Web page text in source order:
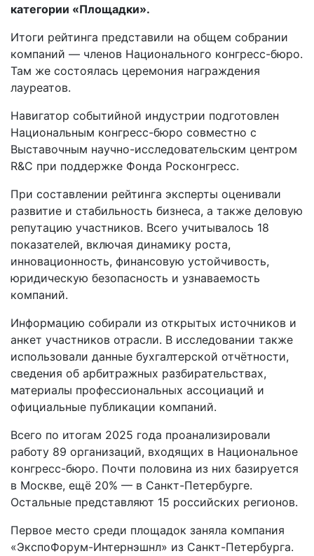
категории «Площадки».
Итоги рейтинга представили на общем собрании
компаний — членов Национального конгресс-бюро.
Там же состоялась церемония награждения
лауреатов.
Навигатор событийной индустрии подготовлен
Национальным конгресс-бюро совместно с
Выставочным научно-исследовательским центром
R&C при поддержке Фонда Росконгресс.
При составлении рейтинга эксперты оценивали
развитие и стабильность бизнеса, а также деловую
репутацию участников. Всего учитывалось 18
показателей, включая динамику роста,
инновационность, финансовую устойчивость,
юридическую безопасность и узнаваемость
компаний.
Информацию собирали из открытых источников и
анкет участников отрасли. В исследовании также
использовали данные бухгалтерской отчётности,
сведения об арбитражных разбирательствах,
материалы профессиональных ассоциаций и
официальные публикации компаний.
Всего по итогам 2025 года проанализировали
работу 89 организаций, входящих в Национальное
конгресс-бюро. Почти половина из них базируется
в Москве, ещё 20% — в Санкт-Петербурге.
Остальные представляют 15 российских регионов.
Первое место среди площадок заняла компания
«ЭкспоФорум-Интернэшнл» из Санкт-Петербурга.